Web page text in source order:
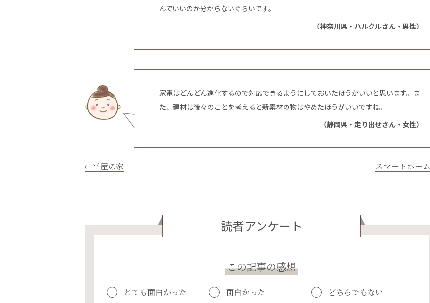
んでいいのか分からないぐらいです。
（神奈川県・ハルクルさん・男性）
家電はどんどん進化するので対応できるようにしておいたほうがいいと思います。ま
た、建材は後々のことを考えると新素材の物はやめたほうがいいですね。
（静岡県・走り出せさん・女性）
平屋の家 スマートホーム
読者アンケート
この記事の感想
とても面白かった 面白かった
どちらでもない